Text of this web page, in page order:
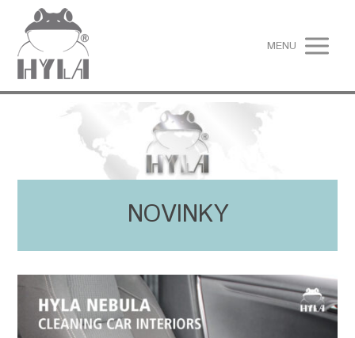
MENU
NOVINKY